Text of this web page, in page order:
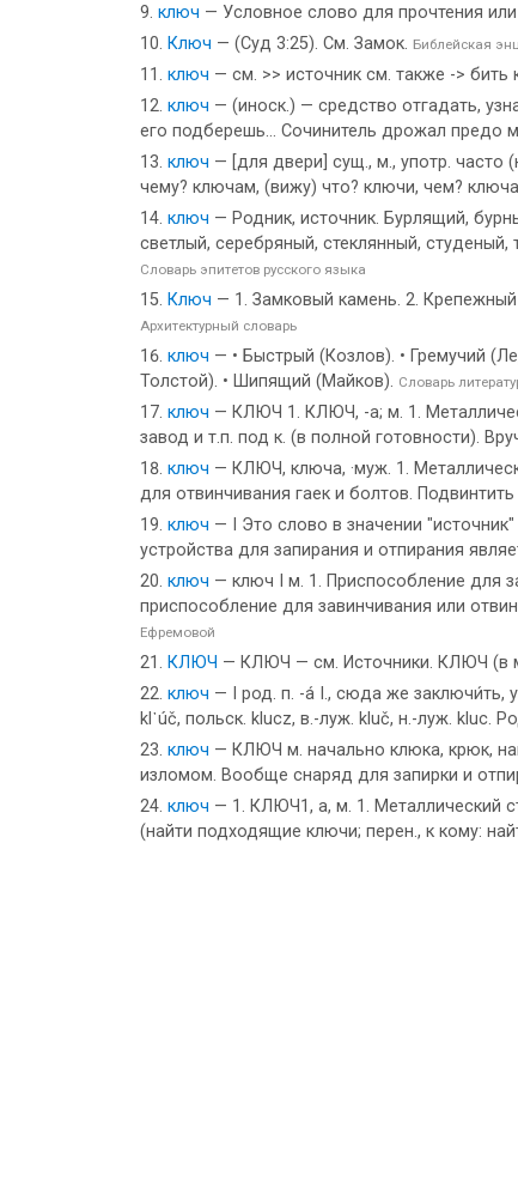
ключ — Условное слово для прочтения
Ключ — (Суд 3:25). См. Замок. Библейская
ключ — см. >> источник см. также -> бить
ключ — (иноск.) — средство отгадать,
его подберешь... Сочинитель дрожал предо
ключ — [для двери] сущ., м., употр. часто
чему? ключам, (вижу) что? ключи, чем?
ключ — Родник, источник. Бурлящий,
светлый, серебряный, стеклянный,
Словарь эпитетов русского языка
Ключ — 1. Замковый камень. 2.
Архитектурный словарь
ключ — • Быстрый (Козлов). • Гремучий
Толстой). • Шипящий (Майков). Словарь
ключ — КЛЮЧ 1. КЛЮЧ, -а; м. 1.
завод и т.п. под к. (в полной готовности).
ключ — КЛЮЧ, ключа, ·муж. 1.
для отвинчивания гаек и болтов.
ключ — I Это слово в значении
устройства для запирания и отпирания
ключ — ключ I м. 1. Приспособление для
приспособление для завинчивания или
Ефремовой
КЛЮЧ — КЛЮЧ — см. Источники. КЛЮЧ (в
ключ — I род. п. -а́ I., сюда же заключи́ть,
kl᾽úč, польск. klucz, в.-луж. kluč, н.-луж. kluc.
ключ — КЛЮЧ м. начально клюка, крюк,
изломом. Вообще снаряд для запирки и
ключ — 1. КЛЮЧ1, а, м. 1. Металлический
(найти подходящие ключи; перен., к кому: